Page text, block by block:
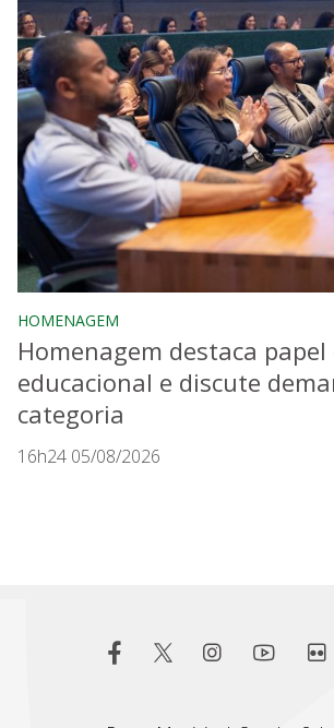
HOMENAGEM
Homenagem destaca
educacional e discute
categoria
16h24 05/08/2026